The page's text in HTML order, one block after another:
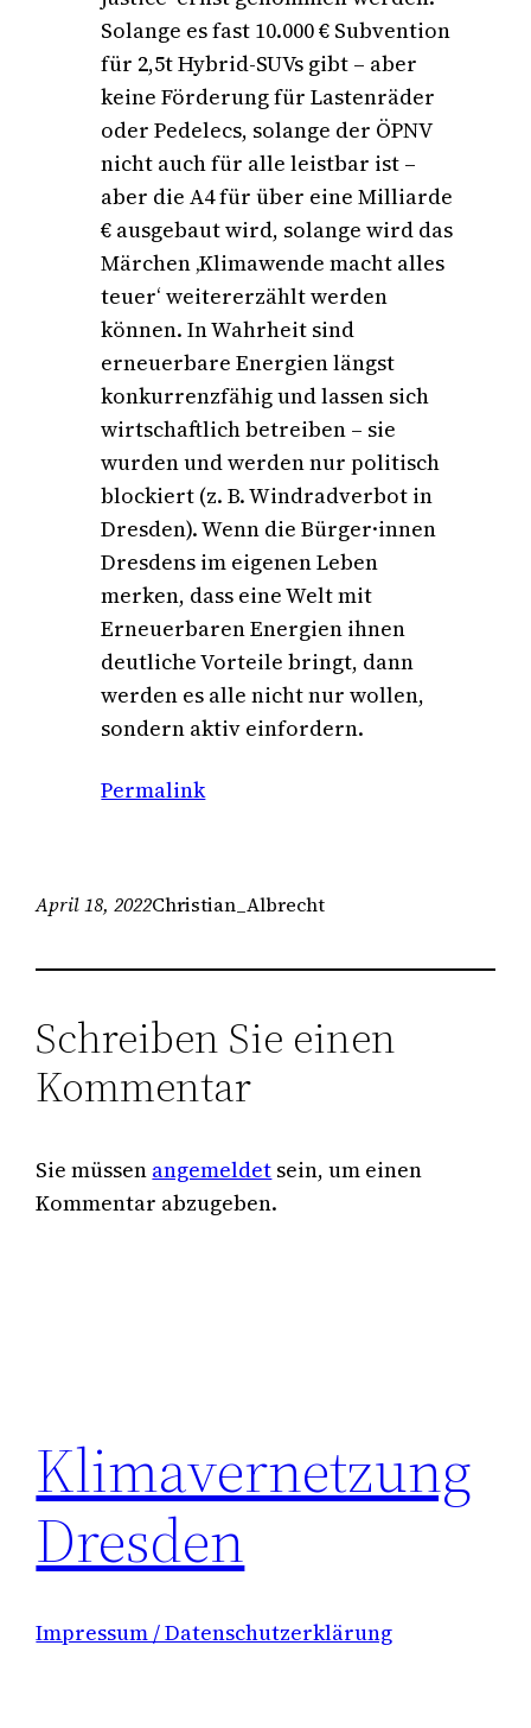
Solange es fast 10.000 € Subvention
für 2,5t Hybrid-SUVs gibt – aber
keine Förderung für Lastenräder
oder Pedelecs, solange der ÖPNV
nicht auch für alle leistbar ist –
aber die A4 für über eine Milliarde
€ ausgebaut wird, solange wird das
Märchen ‚Klimawende macht alles
teuer‘ weitererzählt werden
können. In Wahrheit sind
erneuerbare Energien längst
konkurrenzfähig und lassen sich
wirtschaftlich betreiben – sie
wurden und werden nur politisch
blockiert (z. B. Windradverbot in
Dresden). Wenn die Bürger·innen
Dresdens im eigenen Leben
merken, dass eine Welt mit
Erneuerbaren Energien ihnen
deutliche Vorteile bringt, dann
werden es alle nicht nur wollen,
sondern aktiv einfordern.
Permalink
April 18, 2022Christian_Albrecht
Schreiben Sie einen
Kommentar
Sie müssen angemeldet sein, um einen
Kommentar abzugeben.
Klimavernetzung
Dresden
Impressum / Datenschutzerklärung